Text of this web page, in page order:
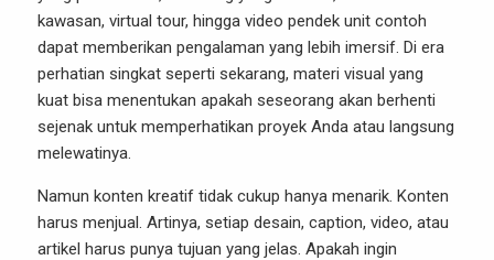
kawasan, virtual tour, hingga video pendek unit contoh
dapat memberikan pengalaman yang lebih imersif. Di era
perhatian singkat seperti sekarang, materi visual yang
kuat bisa menentukan apakah seseorang akan berhenti
sejenak untuk memperhatikan proyek Anda atau langsung
melewatinya.
Namun konten kreatif tidak cukup hanya menarik. Konten
harus menjual. Artinya, setiap desain, caption, video, atau
artikel harus punya tujuan yang jelas. Apakah ingin